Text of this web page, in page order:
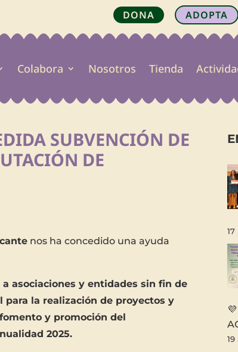
DONA ADOPTA
Colabora Nosotros Tienda
SUBVENCIÓN DE
DE
nos ha concedido una ayuda
asociaciones y entidades sin fin de
para la realización de proyectos y
y promoción del
2025.